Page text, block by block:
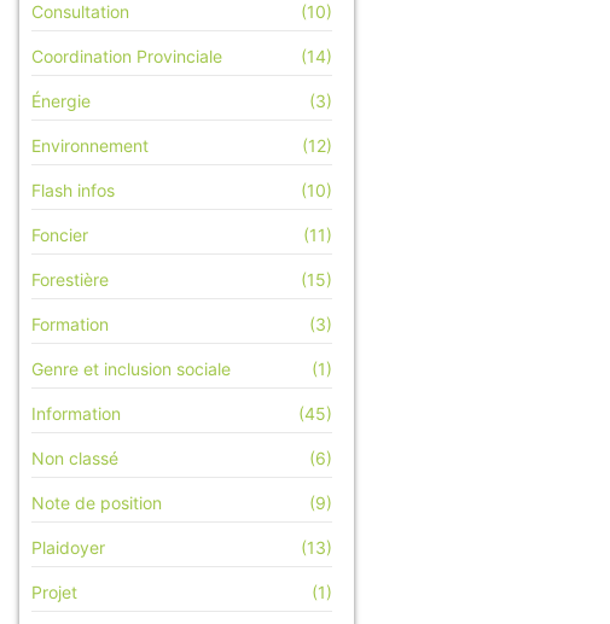
Consultation (10)
Coordination Provinciale (14)
Énergie (3)
Environnement (12)
Flash infos (10)
Foncier (11)
Forestière (15)
Formation (3)
Genre et inclusion sociale (1)
Information (45)
Non classé (6)
Note de position (9)
Plaidoyer (13)
Projet (1)